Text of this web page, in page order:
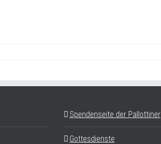
Spendenseite der Pallottiner
Gottesdienste